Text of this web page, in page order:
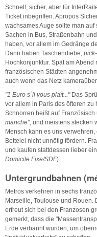
Schnell, sicher, aber für
Ticket inbegriffen. Apropos
wachsames Auge sollte man auf
Sachen in Bus, Straßenbahn
haben, vor allem im Gedränge
Dann haben Taschendiebe,
Hochkonjunktur. Spät am Abend
französischen Städten
auch wenn das Netz
"1 Euro s´il vous plaît..."Das
vor allem in Paris des öfteren zu
Schnorren heißt auf Französisch
manche", und meistens stecken
Mensch kann es uns
Bettelei nicht unnötig fördern.
und kaufen stattdessen lieber
Domicile Fixe/SDF).
Untergrundbahnen
Metros verkehren in sechs
Marseille, Toulouse und Rouen.
erfreut sich bei den Franzosen
gemerkt, dass die
Erde verbannt wurden, um